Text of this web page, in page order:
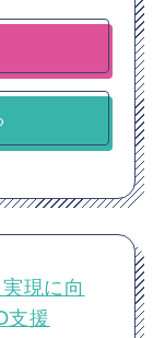
現に向
支援